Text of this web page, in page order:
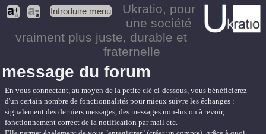
Introduire menu Ukratio, pour
une société
vraiment plus juste, durable et
fraternelle
message du forum
En vous connectant, au moyen de la petite clé ci-dessous, vous bénéficierez
d'un certain nombre de fonctionnalités pour mieux suivre les échanges :
signalement des derniers messages, des messages non-lus ou à revoir,
fonctionnement correct de la notification par mail etc.